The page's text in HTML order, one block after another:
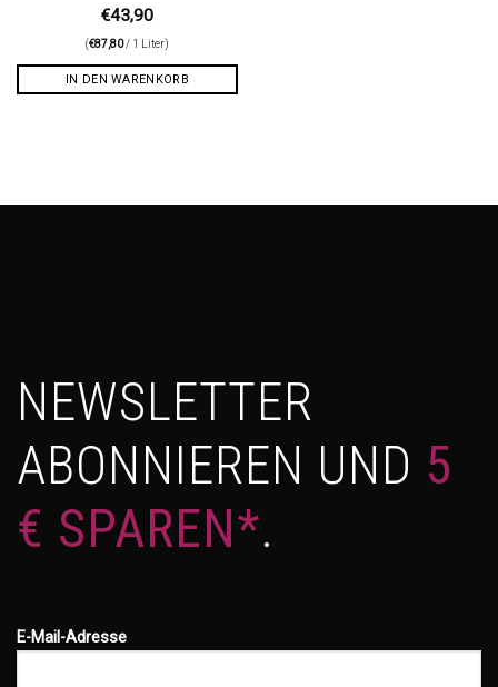
€43,90
(€87,80/ 1 Liter)
IN DEN WARENKORB
NEWSLETTER
ABONNIEREN UND 5
€ SPAREN*.
E-Mail-Adresse